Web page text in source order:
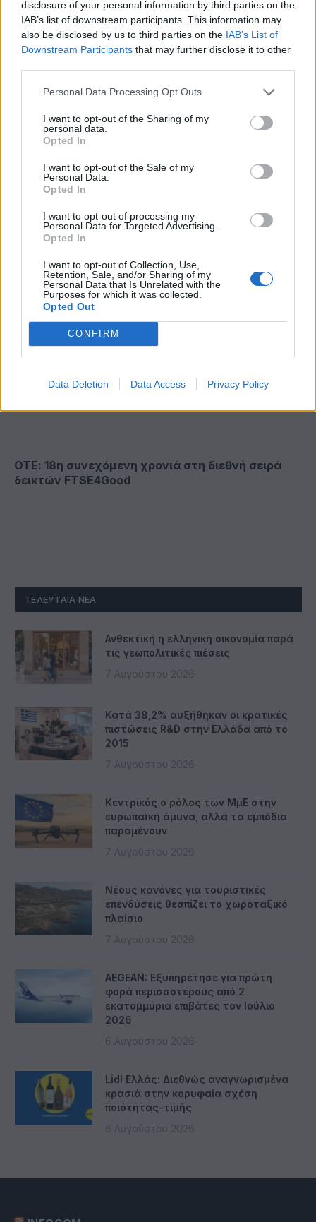
disclosure of your personal information by third parties on the
IAB’s list of downstream participants. This information may
also be disclosed by us to third parties on the IAB’s List of
Downstream Participants that may further disclose it to other
Personal Data Processing Opt Outs
I want to opt-out of the Sharing of my
personal data.
Opted In
I want to opt-out of the Sale of my
Personal Data.
Opted In
I want to opt-out of processing my
Personal Data for Targeted Advertising.
Opted In
I want to opt-out of Collection, Use,
Retention, Sale, and/or Sharing of my
Personal Data that Is Unrelated with the
Purposes for which it was collected.
Opted Out
CONFIRM
Data Deletion Data Access Privacy Policy
Κεντρικός ο ρόλος των ΜμΕ στην ευρωπαϊκή
άμυνα, αλλά τα εμπόδια παραμένουν
Lidl Ελλάς: Διεθνώς αναγνωρισμένα κρασιά στην
κορυφαία σχέση ποιότητας-τιμής
ΟΤΕ: 18η συνεχόμενη χρονιά στη διεθνή σειρά
δεικτών FTSE4Good
ΤΕΛΕΥΤΑΊΑ ΝΈΑ
Ανθεκτική η ελληνική οικονομία παρά
τις γεωπολιτικές πιέσεις
7 Αυγούστου 2026
Κατά 38,2% αυξήθηκαν οι κρατικές
πιστώσεις R&D στην Ελλάδα από το
2015
7 Αυγούστου 2026
Κεντρικός ο ρόλος των ΜμΕ στην
ευρωπαϊκή άμυνα, αλλά τα εμπόδια
παραμένουν
7 Αυγούστου 2026
Νέους κανόνες για τουριστικές
επενδύσεις θεσπίζει το χωροταξικό
πλαίσιο
7 Αυγούστου 2026
AEGEAN: Εξυπηρέτησε για πρώτη
φορά περισσοτέρους από 2
εκατομμύρια επιβάτες τον Ιούλιο
2026
6 Αυγούστου 2026
Lidl Ελλάς: Διεθνώς αναγνωρισμένα
κρασιά στην κορυφαία σχέση
ποιότητας-τιμής
6 Αυγούστου 2026